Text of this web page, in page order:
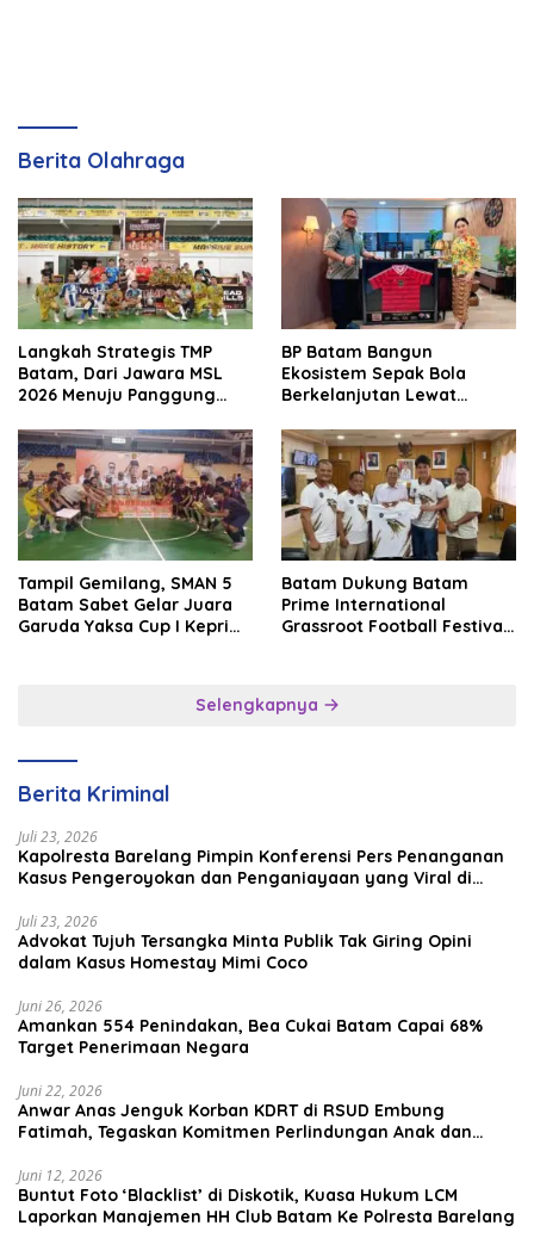
Berita Olahraga
Langkah Strategis TMP
Batam, Dari Jawara MSL
2026 Menuju Panggung
BP Batam Bangun
Ekosistem Sepak Bola
Berkelanjutan Lewat
Tampil Gemilang, SMAN 5
Batam Sabet Gelar Juara
Garuda Yaksa Cup I Kepri
Batam Dukung Batam
Prime International
Grassroot Football Festival
Brunei–Malaysia
Selengkapnya
Berita Kriminal
Juli 23, 2026
Kapolresta Barelang Pimpin Konferensi Pers Penanganan
Kasus Pengeroyokan dan Penganiayaan yang Viral di
Juli 23, 2026
Advokat Tujuh Tersangka Minta Publik Tak Giring Opini
dalam Kasus Homestay Mimi Coco
Juni 26, 2026
Amankan 554 Penindakan, Bea Cukai Batam Capai 68%
Target Penerimaan Negara
Juni 22, 2026
Anwar Anas Jenguk Korban KDRT di RSUD Embung
Fatimah, Tegaskan Komitmen Perlindungan Anak dan
Juni 12, 2026
Buntut Foto ‘Blacklist’ di Diskotik, Kuasa Hukum LCM
Laporkan Manajemen HH Club Batam Ke Polresta Barelang